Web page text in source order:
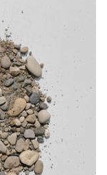
nécessaire
en utilisant
la forme et
Nous nous